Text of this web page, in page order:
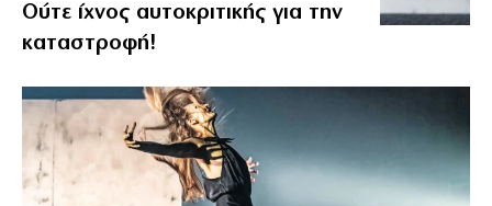
Ούτε ίχνος αυτοκριτικής για την
καταστροφή!